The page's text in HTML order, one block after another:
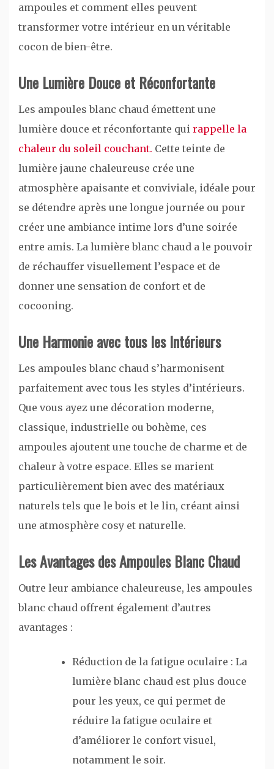
ampoules et comment elles peuvent
transformer votre intérieur en un véritable
cocon de bien-être.
Une Lumière Douce et Réconfortante
Les ampoules blanc chaud émettent une
lumière douce et réconfortante qui rappelle la
chaleur du soleil couchant. Cette teinte de
lumière jaune chaleureuse crée une
atmosphère apaisante et conviviale, idéale pour
se détendre après une longue journée ou pour
créer une ambiance intime lors d’une soirée
entre amis. La lumière blanc chaud a le pouvoir
de réchauffer visuellement l’espace et de
donner une sensation de confort et de
cocooning.
Une Harmonie avec tous les Intérieurs
Les ampoules blanc chaud s’harmonisent
parfaitement avec tous les styles d’intérieurs.
Que vous ayez une décoration moderne,
classique, industrielle ou bohème, ces
ampoules ajoutent une touche de charme et de
chaleur à votre espace. Elles se marient
particulièrement bien avec des matériaux
naturels tels que le bois et le lin, créant ainsi
une atmosphère cosy et naturelle.
Les Avantages des Ampoules Blanc Chaud
Outre leur ambiance chaleureuse, les ampoules
blanc chaud offrent également d’autres
avantages :
Réduction de la fatigue oculaire : La
lumière blanc chaud est plus douce
pour les yeux, ce qui permet de
réduire la fatigue oculaire et
d’améliorer le confort visuel,
notamment le soir.